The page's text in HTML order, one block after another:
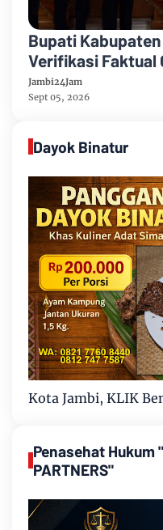
Bupati
Verifikasi Faktual
Tahun 2026-2031
Jambi24Jam
Sept 05, 2026
Dayok Binatur
Kota Jambi, KLIK
Penasehat Hukum
PARTNERS"